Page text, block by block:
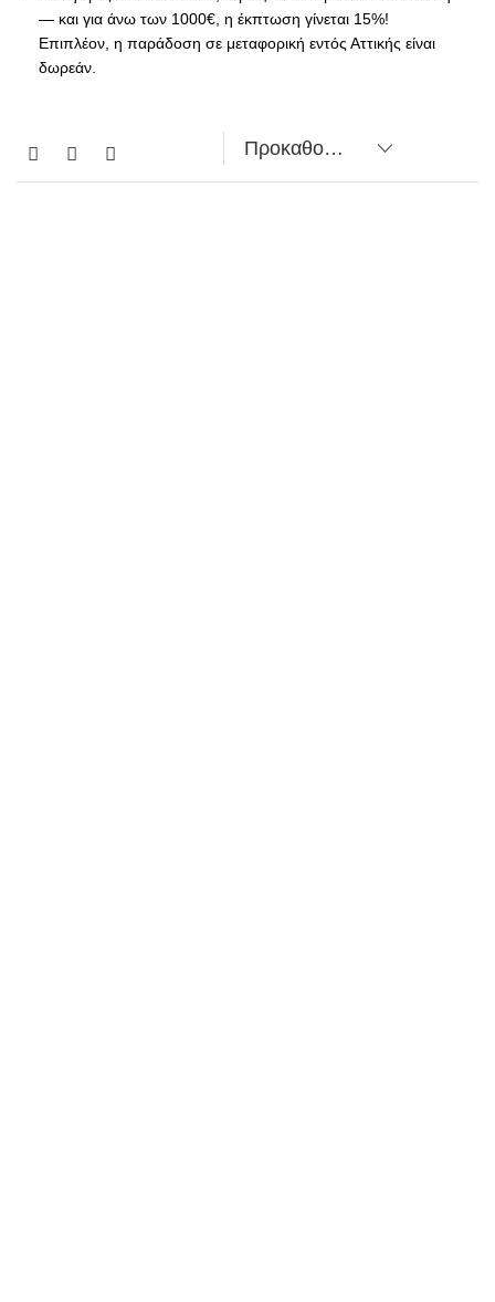
— και για άνω των 1000€, η έκπτωση γίνεται 15%!
Επιπλέον, η παράδοση σε μεταφορική εντός Αττικής είναι
δωρεάν.